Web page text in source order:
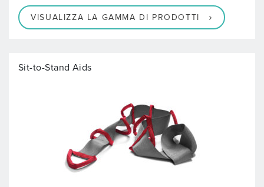
VISUALIZZA LA GAMMA DI PRODOTTI
Sit-to-Stand Aids